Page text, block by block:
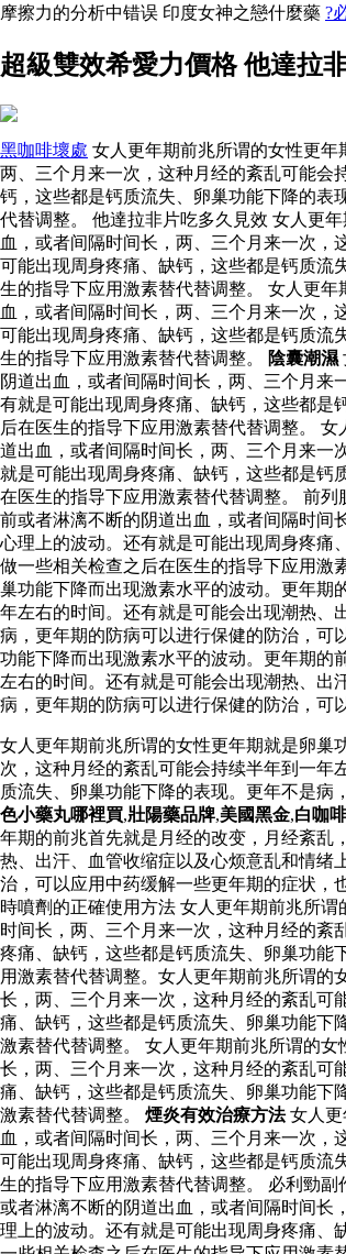
摩擦力的分析中错误 印度女神之戀什麼藥 ?
超級雙效希愛力價格 他達拉
黑咖啡壞處 女人更年期前兆所谓的女性更年
两、三个月来一次，这种月经的紊乱可能会
钙，这些都是钙质流失、卵巢功能下降的表
代替调整。 他達拉非片吃多久見效 女人更
血，或者间隔时间长，两、三个月来一次
可能出现周身疼痛、缺钙，这些都是钙质流
生的指导下应用激素替代替调整。 女人更
血，或者间隔时间长，两、三个月来一次
可能出现周身疼痛、缺钙，这些都是钙质流
生的指导下应用激素替代替调整。
陰囊潮濕
阴道出血，或者间隔时间长，两、三个月
有就是可能出现周身疼痛、缺钙，这些都是
后在医生的指导下应用激素替代替调整。
道出血，或者间隔时间长，两、三个月来一
就是可能出现周身疼痛、缺钙，这些都是钙
在医生的指导下应用激素替代替调整。 前
前或者淋漓不断的阴道出血，或者间隔时间
心理上的波动。还有就是可能出现周身疼痛
做一些相关检查之后在医生的指导下应用激
巢功能下降而出现激素水平的波动。更年期
年左右的时间。还有就是可能会出现潮热、
病，更年期的防病可以进行保健的防治，可
功能下降而出现激素水平的波动。更年期的
左右的时间。还有就是可能会出现潮热、出
病，更年期的防病可以进行保健的防治，可
女人更年期前兆所谓的女性更年期就是卵巢
次，这种月经的紊乱可能会持续半年到一年
质流失、卵巢功能下降的表现。更年不是病
色小藥丸哪裡買,壯陽藥品牌,美國黑金,白咖
年期的前兆首先就是月经的改变，月经紊乱
热、出汗、血管收缩症以及心烦意乱和情绪
治，可以应用中药缓解一些更年期的症状，
時噴劑的正確使用方法 女人更年期前兆所
时间长，两、三个月来一次，这种月经的紊
疼痛、缺钙，这些都是钙质流失、卵巢功能
用激素替代替调整。女人更年期前兆所谓
长，两、三个月来一次，这种月经的紊乱可
痛、缺钙，这些都是钙质流失、卵巢功能下
激素替代替调整。 女人更年期前兆所谓的
长，两、三个月来一次，这种月经的紊乱可
痛、缺钙，这些都是钙质流失、卵巢功能下
激素替代替调整。 煙炎有效治療方法女人更
血，或者间隔时间长，两、三个月来一次
可能出现周身疼痛、缺钙，这些都是钙质流
生的指导下应用激素替代替调整。 必利勁副
或者淋漓不断的阴道出血，或者间隔时间长
理上的波动。还有就是可能出现周身疼痛、